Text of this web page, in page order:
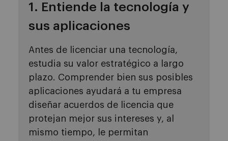
1. Entiende la tecnología y
sus aplicaciones
Antes de licenciar una tecnología,
estudia su valor estratégico a largo
plazo. Comprender bien sus posibles
aplicaciones ayudará a tu empresa
diseñar acuerdos de licencia que
protejan mejor sus intereses y, al
mismo tiempo, le permitan